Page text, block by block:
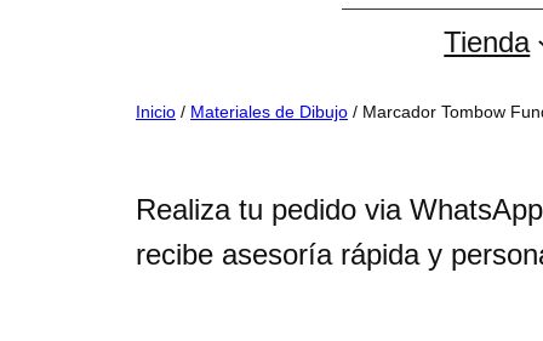
Tienda
Inicio / Materiales de Dibujo / Marcador Tombow
Realiza tu pedido via
recibe asesoría rápida y